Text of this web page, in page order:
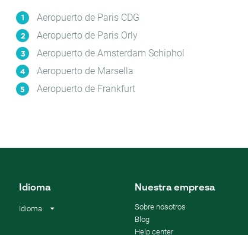
Aeropuerto de Paris CDG
Aeropuerto de Paris Orly
Aeropuerto de Amsterdam Schiphol
Aeropuerto de Marsella
Aeropuerto de Frankfurt
Idioma
Idioma
Nuestra empresa
Sobre nosotros
Blog
Help center